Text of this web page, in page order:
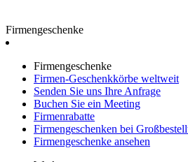
Firmengeschenke
Firmengeschenke
Firmen-Geschenkkörbe weltweit
Senden Sie uns Ihre Anfrage
Buchen Sie ein Meeting
Firmenrabatte
Firmengeschenken bei
Firmengeschenke ansehen